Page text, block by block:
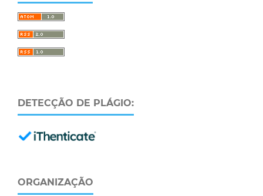
DETECÇÃO DE PLÁGIO:
ORGANIZAÇÃO